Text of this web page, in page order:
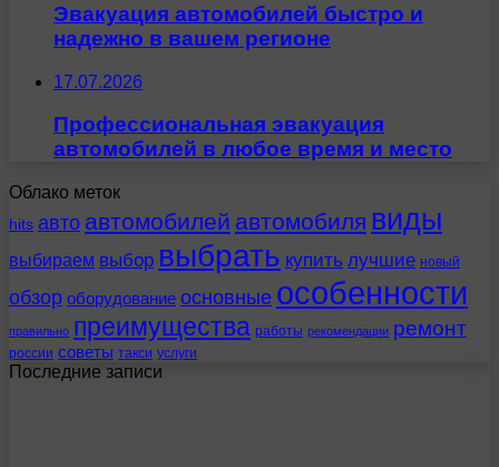
Эвакуация автомобилей быстро и
надежно в вашем регионе
17.07.2026
Профессиональная эвакуация
автомобилей в любое время и место
Облако меток
hits авто автомобилей автомобиля виды
выбираем выбор выбрать купить лучшие новый
обзор оборудование основные особенности
правильно преимущества работы рекомендации ремонт
россии советы такси услуги
Последние записи